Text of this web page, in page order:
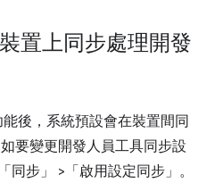
置上同步處理開發
後，系統預設會在裝置間同
要變更開發人員工具同步設
同步」 >「啟用設定同步」 。